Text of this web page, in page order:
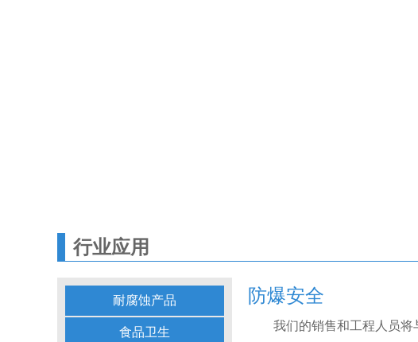
行业应用
耐腐蚀产品
食品卫生
防爆安全
我们的销售和工程人员